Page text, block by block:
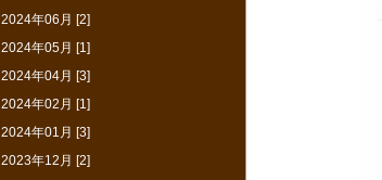
2024年06月 [2]
2024年05月 [1]
2024年04月 [3]
2024年02月 [1]
2024年01月 [3]
2023年12月 [2]